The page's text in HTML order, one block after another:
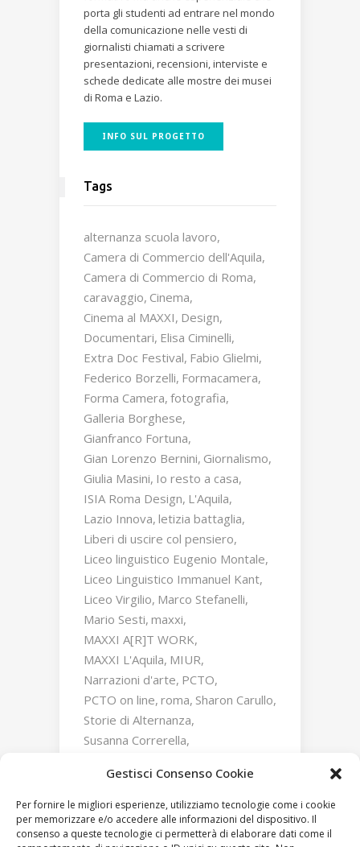
Gestisci Consenso Cookie
Per fornire le migliori esperienze, utilizziamo tecnologie come i cookie
per memorizzare e/o accedere alle informazioni del dispositivo. Il
consenso a queste tecnologie ci permetterà di elaborare dati come il
porta gli studenti ad entrare nel mondo
della comunicazione nelle vesti di
giornalisti chiamati a scrivere
presentazioni, recensioni, interviste e
schede dedicate alle mostre dei musei
di Roma e Lazio.
INFO SUL PROGETTO
Tags
alternanza scuola lavoro
Camera di Commercio dell'Aquila
Camera di Commercio di Roma
caravaggio Cinema
Cinema al MAXXI Design
Documentari Elisa Ciminelli
Extra Doc Festival Fabio Glielmi
Federico Borzelli Formacamera
Forma Camera fotografia
Galleria Borghese
Gianfranco Fortuna
Gian Lorenzo Bernini Giornalismo
Giulia Masini Io resto a casa
ISIA Roma Design L'Aquila
Lazio Innova letizia battaglia
Liberi di uscire col pensiero
Liceo linguistico Eugenio Montale
Liceo Linguistico Immanuel Kant
Liceo Virgilio Marco Stefanelli
Mario Sesti maxxi
MAXXI A[R]T WORK
MAXXI L'Aquila MIUR
Narrazioni d'arte PCTO
PCTO on line roma Sharon Carullo
Storie di Alternanza
Susanna Correrella
William Kentridge Zaha Hadid